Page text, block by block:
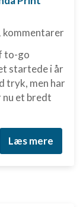
kommentarer
to-go
startede i år
tryk, men har
et bredt
Læs mere